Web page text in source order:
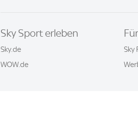
Sky Sport erleben
Sky.de
WOW.de
Sky